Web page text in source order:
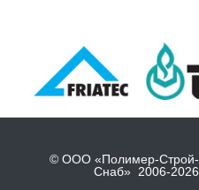
© ООО «Полимер-Строй-
Снаб» 2006-2026